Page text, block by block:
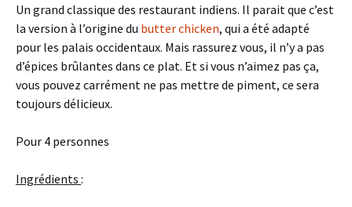
Un grand classique des restaurant indiens. Il parait que c’est
la version à l’origine du butter chicken, qui a été adapté
pour les palais occidentaux. Mais rassurez vous, il n’y a pas
d’épices brûlantes dans ce plat. Et si vous n’aimez pas ça,
vous pouvez carrément ne pas mettre de piment, ce sera
toujours délicieux.
Pour 4 personnes
Ingrédients :